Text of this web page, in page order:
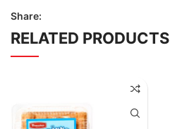
Share:
RELATED PRODUCTS